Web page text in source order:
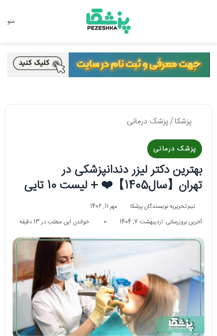
منو
پزشکا/پزشک درمانی
پزشک درمانی
بهترین دکتر لیزر دندانپزشکی در
تهران【سال1405】❤️ + لیست 10 تایی
تیم تحریریه نویسندگان پزشکا
مهر 11, 1402
آخرین بروزرسانی: اردیبهشت 7, 1404
0 خواندن این مطلب در 13 دقیقه